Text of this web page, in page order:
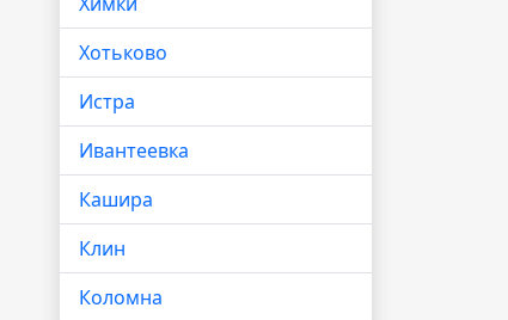
Хотьково
Истра
Ивантеевка
Кашира
Клин
Коломна